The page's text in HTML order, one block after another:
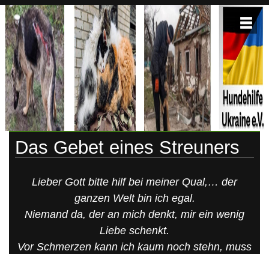
Skip
to
content
HUNDEHILFE-
UKRAINE
Hundehilfe-
Ukraine
Das Gebet eines Streuners
Lieber Gott bitte hilf bei meiner Qual,… der
ganzen Welt bin ich egal.
Niemand da, der an mich denkt, mir ein wenig
Liebe schenkt.
Vor Schmerzen kann ich kaum noch stehn, muss